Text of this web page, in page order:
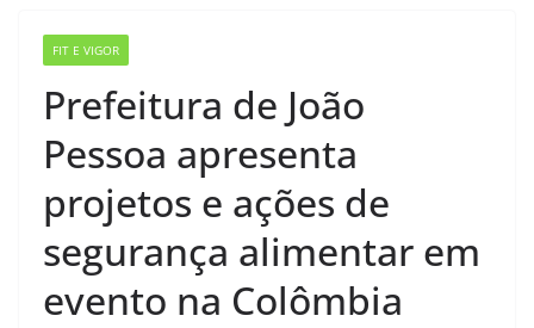
FIT E VIGOR
Prefeitura de João
Pessoa apresenta
projetos e ações de
segurança alimentar em
evento na Colômbia